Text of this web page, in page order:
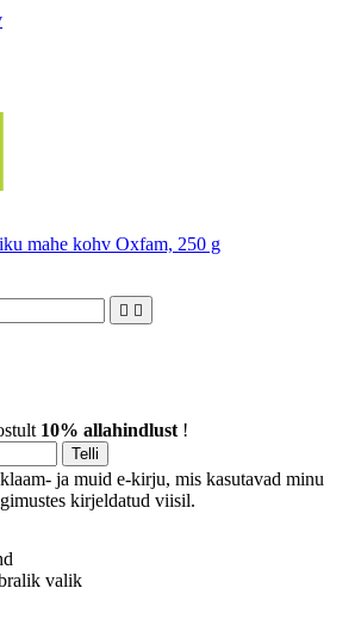
mahe kohv Oxfam, 250 g
 
10% allahindlust !
ja muid e-kirju, mis kasutavad minu
kirjeldatud viisil.
valik